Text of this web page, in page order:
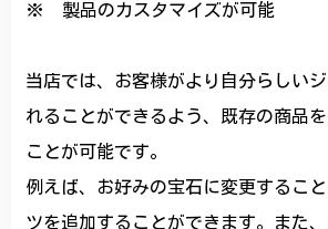
※ 製品のカスタマイズが可能
当店では、お客様がより自分らしい
れることができるよう、既存の商品
ことが可能です。
例えば、お好みの宝石に変更するこ
ツを追加することができます。また